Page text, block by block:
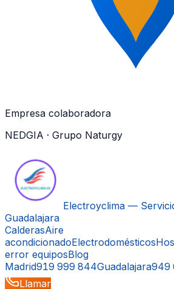
Empresa colaboradora
NEDGIA · Grupo Naturgy
Electroyclima —
Guadalajara
CalderasAire
acondicionadoElectrodomésticos
error equiposBlog
Madrid919 999 844Guadalajara949
Llamar